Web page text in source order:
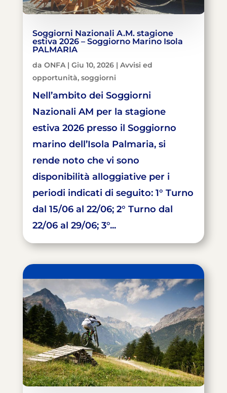
Soggiorni Nazionali A.M. stagione
estiva 2026 – Soggiorno Marino Isola
PALMARIA
da ONFA| Giu 10, 2026| Avvisi ed
opportunità, soggiorni
Nell’ambito dei Soggiorni
Nazionali AM per la stagione
estiva 2026 presso il Soggiorno
marino dell’Isola Palmaria, si
rende noto che vi sono
disponibilità alloggiative per i
periodi indicati di seguito: 1° Turno
dal 15/06 al 22/06; 2° Turno dal
22/06 al 29/06; 3°...